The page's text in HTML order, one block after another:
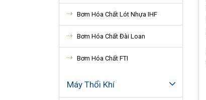
Bơm Hóa Chất Lót Nhựa IHF
Bơm Hóa Chất Đài Loan
Bơm Hóa Chất FTI
Máy Thổi Khí